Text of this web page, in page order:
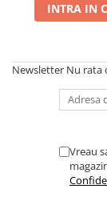
INTRA IN
Newsletter Nu rata
Vreau